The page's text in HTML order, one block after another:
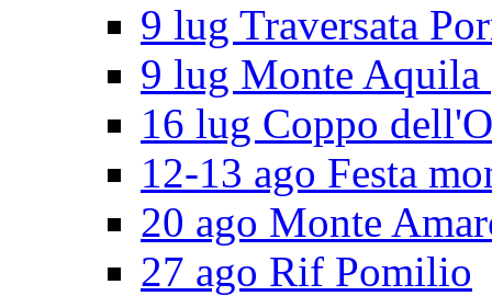
9 lug Traversata
9 lug Monte
16 lug Coppo
12-13 ago Festa
20 ago Monte
27 ago Rif Pomilio